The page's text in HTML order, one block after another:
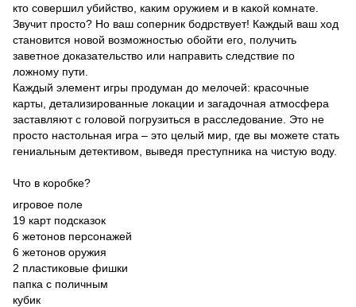
кто совершил убийство, каким оружием и в какой комнате.
Звучит просто? Но ваш соперник бодрствует! Каждый ваш ход
становится новой возможностью обойти его, получить
заветное доказательство или направить следствие по
ложному пути.
Каждый элемент игры продуман до мелочей: красочные
карты, детализированные локации и загадочная атмосфера
заставляют с головой погрузиться в расследование. Это не
просто настольная игра – это целый мир, где вы можете стать
гениальным детективом, выведя преступника на чистую воду.
Что в коробке?
игровое поле
19 карт подсказок
6 жетонов персонажей
6 жетонов оружия
2 пластиковые фишки
папка с поличным
кубик